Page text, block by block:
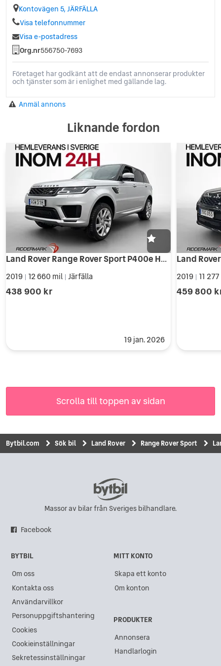
Kontovägen 5, JÄRFÄLLA
Visa telefonnummer
Visa e-postadress
Org.nr556750-7693
Företaget har godkänt att de endast annonserar produkter
och tjänster som är i enlighet med gällande lag.
Anmäl annons
Liknande fordon
Land Rover Range Rover Sport P400e HSE Dynamic Panorama Luft
2019 12 660 mil Järfälla
438 900 kr
19 jan. 2026
2019 11
459 800
Scrolla till toppen av sidan
Bytbil.com Sök bil Land Rover Range Rover Sport
Massor av bilar från Sveriges bilhandlare.
Facebook
BYTBIL
Om oss
Kontakta oss
Användarvillkor
Personuppgiftshantering
Cookies
Cookieinställningar
Sekretessinställningar
MITT KONTO
Skapa ett konto
Om konton
PRODUKTER
Annonsera
Handlarlogin